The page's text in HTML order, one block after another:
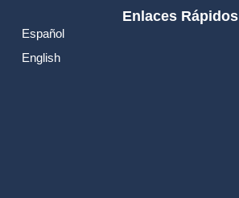
Enlaces Rápidos
Español
English